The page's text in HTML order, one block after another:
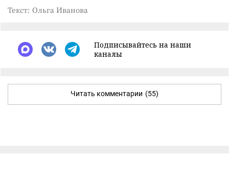
Текст: Ольга Иванова
Подписывайтесь на наши
каналы
Читать комментарии (55)